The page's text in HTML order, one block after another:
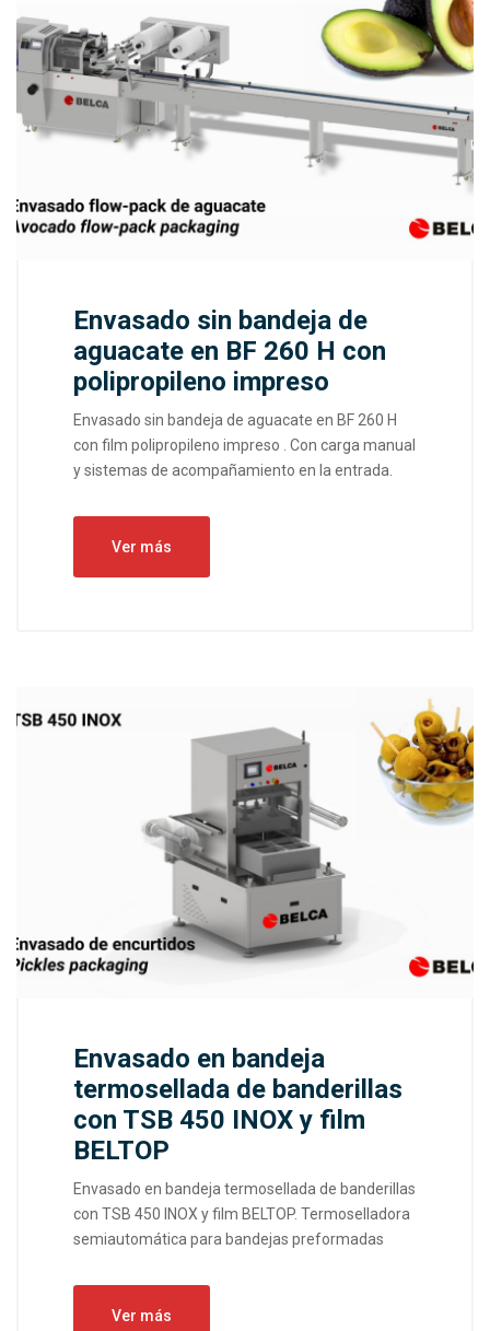
Envasado sin bandeja de
aguacate en BF 260 H con
polipropileno impreso
Envasado sin bandeja de aguacate en BF 260 H
con film polipropileno impreso . Con carga manual
y sistemas de acompañamiento en la entrada.
Ver más
Envasado en bandeja
termosellada de banderillas
con TSB 450 INOX y film
BELTOP
Envasado en bandeja termosellada de banderillas
con TSB 450 INOX y film BELTOP. Termoselladora
semiautomática para bandejas preformadas
Ver más